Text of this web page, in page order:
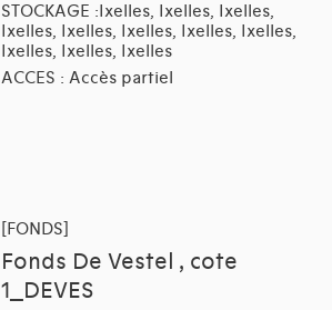
STOCKAGE :Ixelles, Ixelles, Ixelles,
Ixelles, Ixelles, Ixelles, Ixelles, Ixelles,
Ixelles, Ixelles, Ixelles
ACCES : Accès partiel
[FONDS]
Fonds De Vestel , cote
1_DEVES